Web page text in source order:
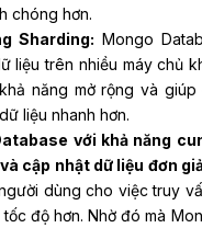
chóng hơn.
Sharding: Mongo
liệu trên nhiều máy chủ
năng mở rộng và
liệu nhanh hơn.
với khả năng
và cập nhật dữ liệu đơn
dùng cho việc truy
tốc độ hơn. Nhờ đó mà